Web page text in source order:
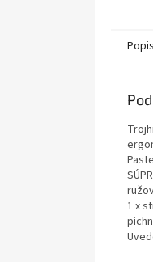
Popis
1 x